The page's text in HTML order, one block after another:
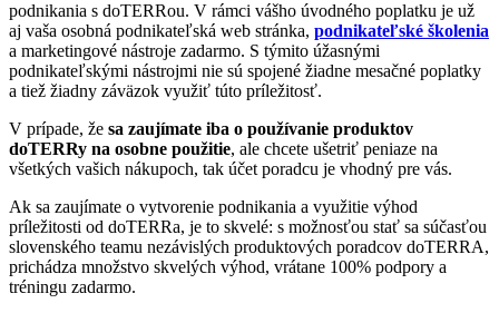
podnikania s doTERRou. V rámci vášho úvodného poplatku je už
aj vaša osobná podnikateľská web stránka, podnikateľské školenia
a marketingové nástroje zadarmo. S týmito úžasnými
podnikateľskými nástrojmi nie sú spojené žiadne mesačné poplatky
a tiež žiadny záväzok využiť túto príležitosť.
V prípade, že sa zaujímate iba o používanie produktov
doTERRy na osobne použitie, ale chcete ušetriť peniaze na
všetkých vašich nákupoch, tak účet poradcu je vhodný pre vás.
Ak sa zaujímate o vytvorenie podnikania a využitie výhod
príležitosti od doTERRa, je to skvelé: s možnosťou stať sa súčasťou
slovenského teamu nezávislých produktových poradcov doTERRA,
prichádza množstvo skvelých výhod, vrátane 100% podpory a
tréningu zadarmo.